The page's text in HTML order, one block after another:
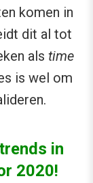
komen in
dit al tot
als time
is wel om
in
2020!